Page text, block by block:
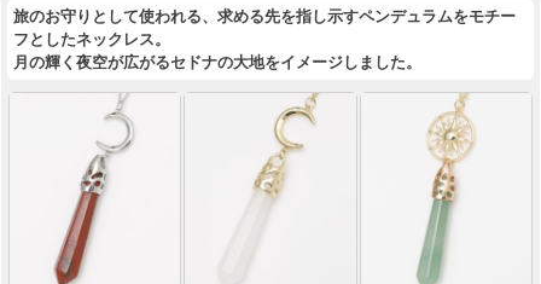
旅のお守りとして使われる、求める先を指し示すペンデュラムをモチー
フとしたネックレス。
月の輝く夜空が広がるセドナの大地をイメージしました。